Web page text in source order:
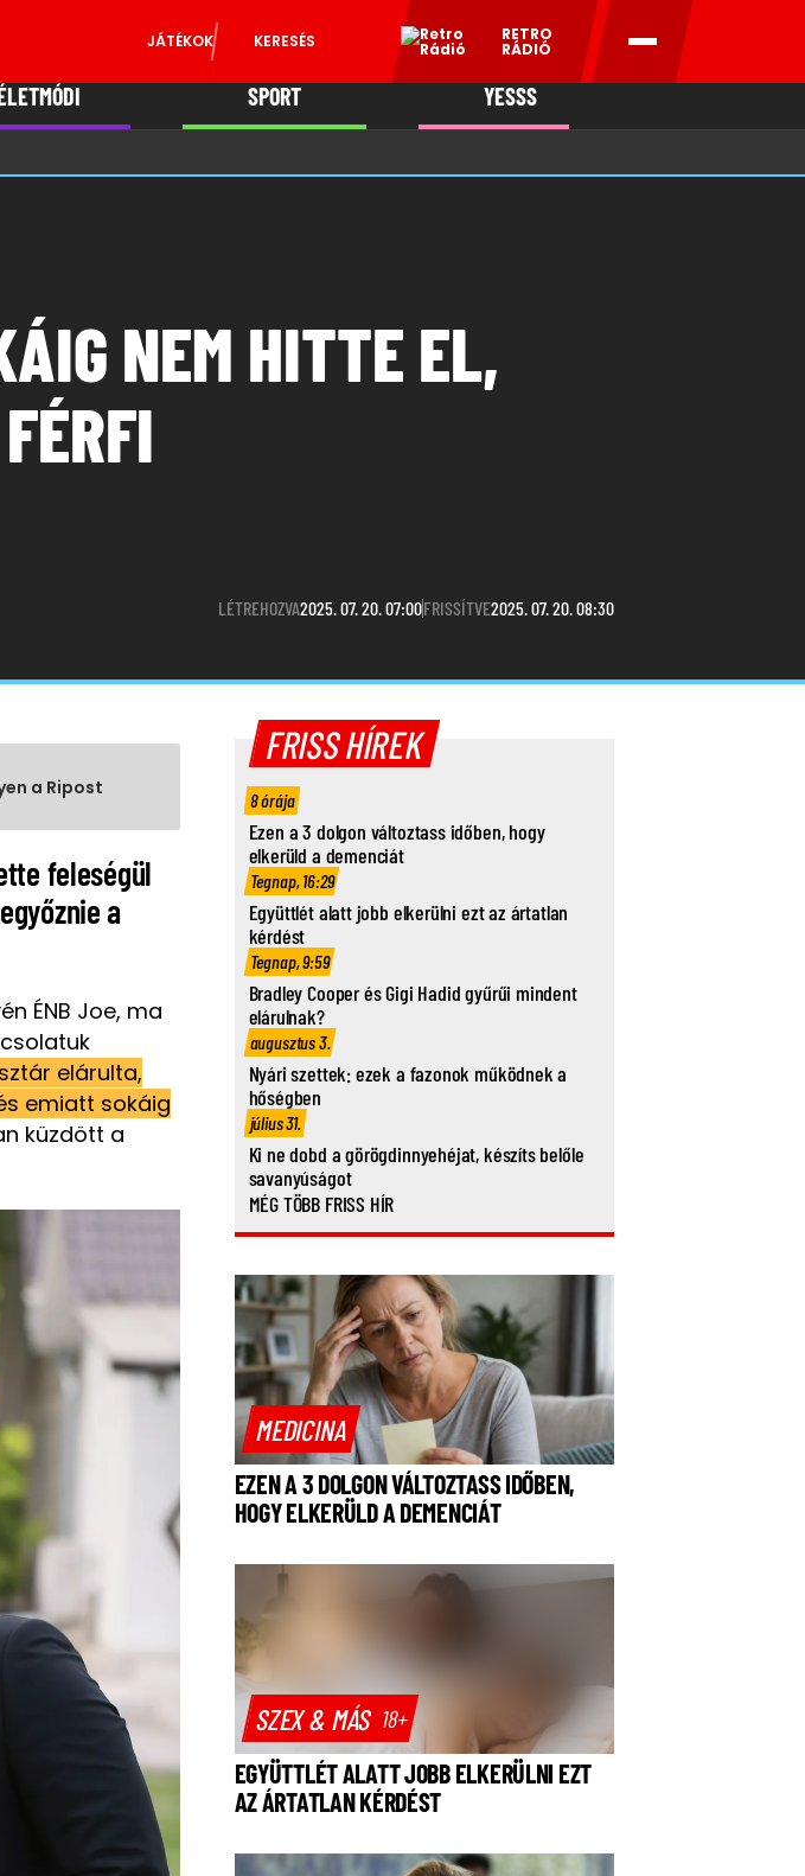
JÁTÉKOK KERESÉS RETRO
RÁDIÓ
SPORT YESSS
NEM HITTE EL,
LÉTREHOZVA2025. 07. 20. 07:00FRISSÍTVE2025. 07. 20. 08:30
a Ripost
feleségül
a
ÉNB Joe, ma
elárulta,
emiatt sokáig
küzdött a
FRISS HÍREK
8 órája
Ezen a 3 dolgon változtass időben, hogy
elkerüld a demenciát
Tegnap, 16:29
Együttlét alatt jobb elkerülni ezt az ártatlan
kérdést
Tegnap, 9:59
Bradley Cooper és Gigi Hadid gyűrűi mindent
elárulnak?
augusztus 3.
Nyári szettek: ezek a fazonok működnek a
hőségben
július 31.
Ki ne dobd a görögdinnyehéjat, készíts belőle
savanyúságot
MÉG TÖBB FRISS HÍR
MEDICINA
EZEN A 3 DOLGON VÁLTOZTASS IDŐBEN,
HOGY ELKERÜLD A DEMENCIÁT
SZEX & MÁS 18+
EGYÜTTLÉT ALATT JOBB ELKERÜLNI EZT
AZ ÁRTATLAN KÉRDÉST